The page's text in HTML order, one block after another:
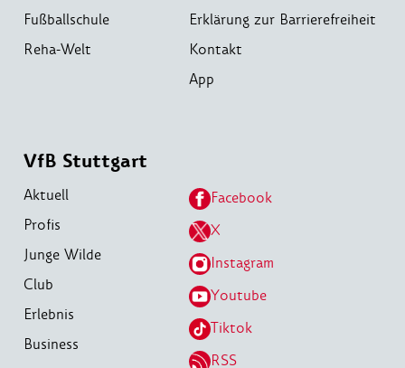
Fußballschule
Reha-Welt
Erklärung zur Barrierefreiheit
Kontakt
App
VfB Stuttgart
Aktuell
Profis
Junge Wilde
Club
Erlebnis
Business
Facebook
X
Instagram
Youtube
Tiktok
RSS